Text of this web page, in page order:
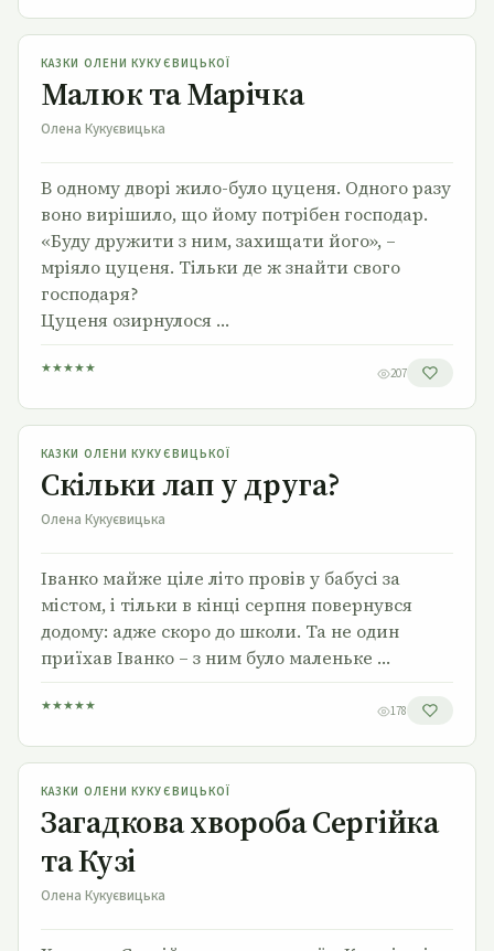
Малюк та Марічка
КАЗКИ ОЛЕНИ КУКУЄВИЦЬКОЇ
Малюк та Марічка
Олена Кукуєвицька
В одному дворі жило-було цуценя. Одного разу
воно вирішило, що йому потрібен господар.
«Буду дружити з ним, захищати його», –
мріяло цуценя. Тільки де ж знайти свого
господаря?
Цуценя озирнулося …
★★★★★ 207
Скільки лап у друга?
КАЗКИ ОЛЕНИ КУКУЄВИЦЬКОЇ
Скільки лап у друга?
Олена Кукуєвицька
Іванко майже ціле літо провів у бабусі за
містом, і тільки в кінці серпня повернувся
додому: адже скоро до школи. Та не один
приїхав Іванко – з ним було маленьке …
★★★★★ 178
Загадкова хвороба Сергійка та Кузі
КАЗКИ ОЛЕНИ КУКУЄВИЦЬКОЇ
Загадкова хвороба Сергійка
та Кузі
Олена Кукуєвицька